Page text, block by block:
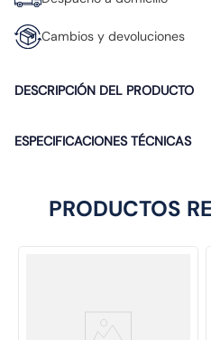
Cambios y devoluciones
DESCRIPCIÓN DEL PRODUCTO
ESPECIFICACIONES TÉCNICAS
PRODUCTOS